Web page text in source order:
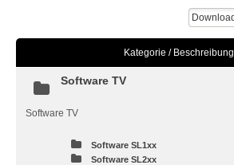
Kategorie / Beschreibung
Software TV
Software TV
Software SL1xx
Software SL2xx